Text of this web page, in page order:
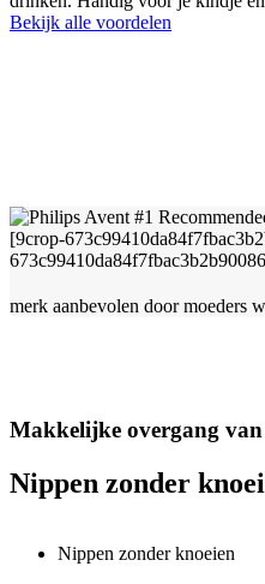
Bekijk alle voordelen
merk aanbevolen door moeders
Makkelijke overgang
Nippen zonder
Nippen zonder knoeien